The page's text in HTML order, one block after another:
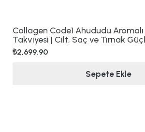
Collagen Code1 Ahududu
Takviyesi | Cilt, Saç ve Tırnak
₺2,699.90
Sepete Ekle